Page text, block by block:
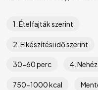
1. Ételfajták szerint
2. Elkészítési idő szerint
30-60 perc 4.
750-1000 kcal